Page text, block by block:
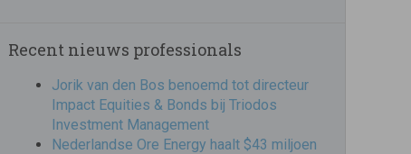
Recent nieuws professionals
Jorik van den Bos benoemd tot directeur
Impact Equities & Bonds bij Triodos
Investment Management
Nederlandse Ore Energy haalt $43 miljoen